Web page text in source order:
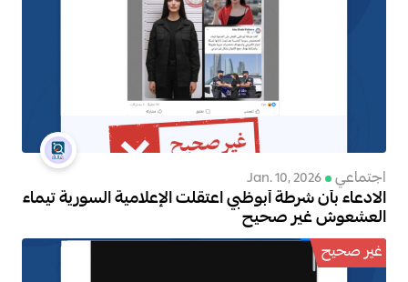
اجتماعي Jan. 10, 2026
الادعاء بأن شرطة أبوظبي اعتقلت الإعلامية السورية تيماء
العشعوش غير صحيح
غير صحيح